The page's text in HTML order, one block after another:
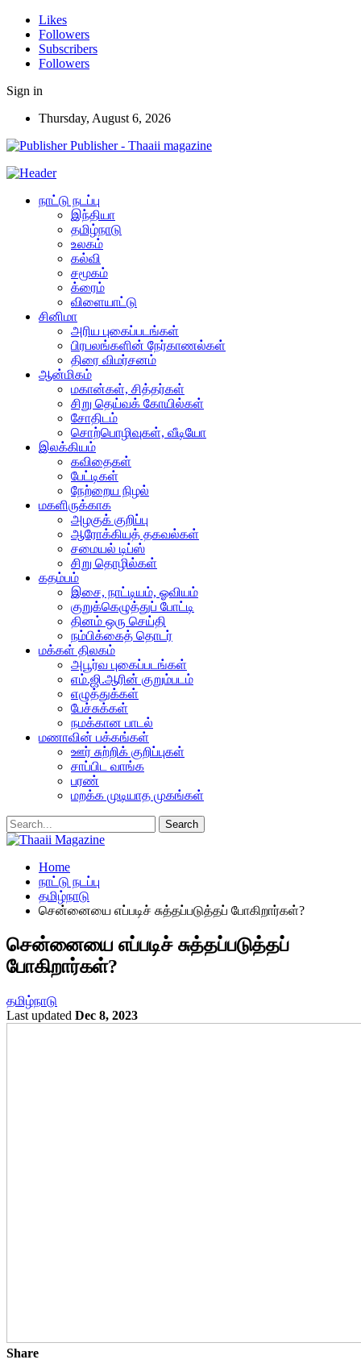
Likes
Followers
Subscribers
Followers
Sign in
Thursday, August 6, 2026
Publisher - Thaaii magazine
நாட்டு நடப்பு
இந்தியா
தமிழ்நாடு
உலகம்
கல்வி
சமூகம்
க்ரைம்
விளையாட்டு
சினிமா
அரிய புகைப்படங்கள்
பிரபலங்களின் நேர்காணல்கள்
திரை விமர்சனம்
ஆன்மிகம்
மகான்கள், சித்தர்கள்
சிறு தெய்வக் கோயில்கள்
சோதிடம்
சொற்பொழிவுகள், வீடியோ
இலக்கியம்
கவிதைகள்
பேட்டிகள்
நேற்றைய நிழல்
மகளிருக்காக
அழகுக் குறிப்பு
ஆரோக்கியத் தகவல்கள்
சமையல் டிப்ஸ்
சிறு தொழில்கள்
கதம்பம்
இசை, நாட்டியம், ஓவியம்
குறுக்கெழுத்துப் போட்டி
தினம் ஒரு செய்தி
நம்பிக்கைத் தொடர்
மக்கள் திலகம்
அபூர்வ புகைப்படங்கள்
எம்.ஜி.ஆரின் குறும்படம்
எழுத்துக்கள்
பேச்சுக்கள்
நமக்கான பாடல்
மணாவின் பக்கங்கள்
ஊர் சுற்றிக் குறிப்புகள்
சாப்பிட வாங்க
பரண்
மறக்க முடியாத முகங்கள்
Home
நாட்டு நடப்பு
தமிழ்நாடு
சென்னையை எப்படிச் சுத்தப்படுத்தப் போகிறார்கள்?
சென்னையை எப்படிச் சுத்தப்படுத்தப்
போகிறார்கள்?
தமிழ்நாடு
Last updated Dec 8, 2023
Share